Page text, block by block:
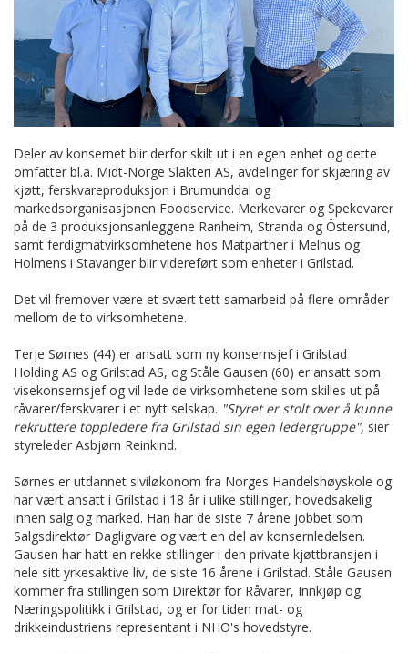
Deler av konsernet blir derfor skilt ut i en egen enhet og dette
omfatter bl.a. Midt-Norge Slakteri AS, avdelinger for skjæring av
kjøtt, ferskvareproduksjon i Brumunddal og
markedsorganisasjonen Foodservice. Merkevarer og Spekevarer
på de 3 produksjonsanleggene Ranheim, Stranda og Östersund,
samt ferdigmatvirksomhetene hos Matpartner i Melhus og
Holmens i Stavanger blir videreført som enheter i Grilstad.
Det vil fremover være et svært tett samarbeid på flere områder
mellom de to virksomhetene.
Terje Sørnes (44) er ansatt som ny konsernsjef i Grilstad
Holding AS og Grilstad AS, og Ståle Gausen (60) er ansatt som
visekonsernsjef og vil lede de virksomhetene som skilles ut på
råvarer/ferskvarer i et nytt selskap. "Styret er stolt over å kunne
rekruttere toppledere fra Grilstad sin egen ledergruppe", sier
styreleder Asbjørn Reinkind.
Sørnes er utdannet siviløkonom fra Norges Handelshøyskole og
har vært ansatt i Grilstad i 18 år i ulike stillinger, hovedsakelig
innen salg og marked. Han har de siste 7 årene jobbet som
Salgsdirektør Dagligvare og vært en del av konsernledelsen.
Gausen har hatt en rekke stillinger i den private kjøttbransjen i
hele sitt yrkesaktive liv, de siste 16 årene i Grilstad. Ståle Gausen
kommer fra stillingen som Direktør for Råvarer, Innkjøp og
Næringspolitikk i Grilstad, og er for tiden mat- og
drikkeindustriens representant i NHO's hovedstyre.